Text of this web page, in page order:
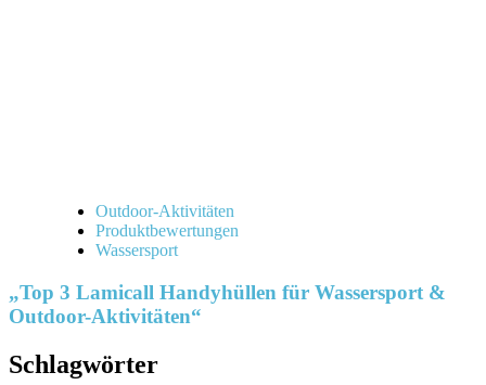
Outdoor-Aktivitäten
Produktbewertungen
Wassersport
„Top 3 Lamicall Handyhüllen für Wassersport &
Outdoor-Aktivitäten“
Schlagwörter